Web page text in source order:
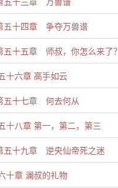
十四章 争夺万兽谱
十五章 师叔，你怎么来了？
十六章 高手如云
十七章 何去何从
十八章 第一，第二，第三
十九章 逆央仙帝死之迷
十章 澜叔的礼物